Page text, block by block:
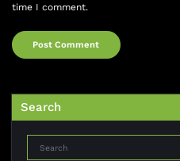
time I comment.
Search